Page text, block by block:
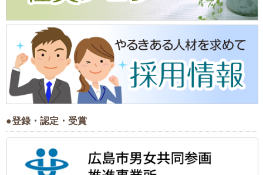
●登録・認定・受賞